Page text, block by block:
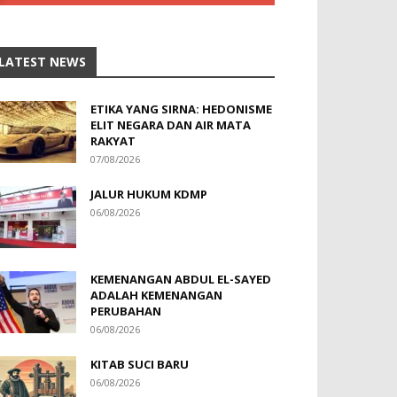
NEWS
ETIKA YANG SIRNA: HEDONISME
ELIT NEGARA DAN AIR MATA
RAKYAT
07/08/2026
JALUR HUKUM KDMP
06/08/2026
KEMENANGAN ABDUL EL-SAYED
ADALAH KEMENANGAN
PERUBAHAN
06/08/2026
KITAB SUCI BARU
06/08/2026